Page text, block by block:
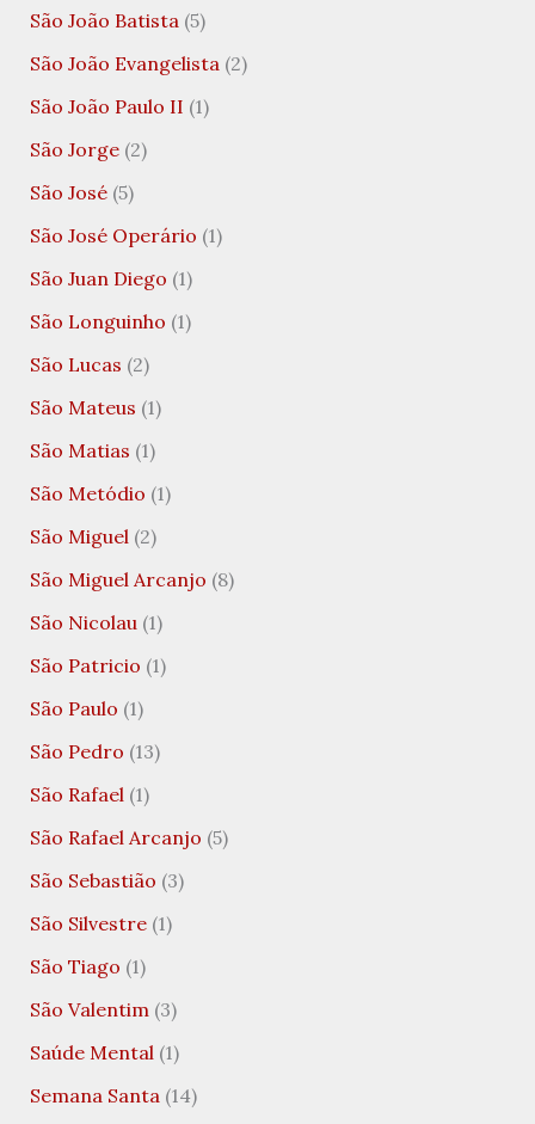
São João Batista (5)
São João Evangelista (2)
São João Paulo II (1)
São Jorge(2)
São José(5)
São José Operário (1)
São Juan Diego (1)
São Longuinho (1)
São Lucas (2)
São Mateus (1)
São Matias (1)
São Metódio (1)
São Miguel (2)
São Miguel Arcanjo (8)
São Nicolau (1)
São Patricio (1)
São Paulo (1)
São Pedro (13)
São Rafael (1)
São Rafael Arcanjo (5)
São Sebastião (3)
São Silvestre(1)
São Tiago (1)
São Valentim (3)
Saúde Mental (1)
Semana Santa (14)